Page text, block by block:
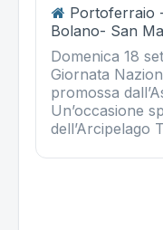
Portoferraio
Bolano- San
Domenica 18
Giornata
promossa
Un’occasione
dell’Arcipelago